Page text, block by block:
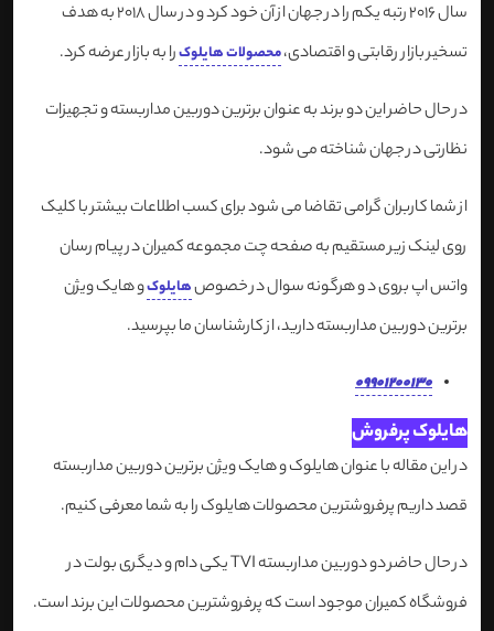
سال 2016 رتبه یکم را در جهان از آن خود کرد و در سال 2018 به هدف
تسخیر بازار رقابتی و اقتصادی،محصولات هایلوکرا به بازار عرضه کرد.
در حال حاضر این دو برند به عنوان برترین دوربین مداربسته و تجهیزات
نظارتی در جهان شناخته می شود.
از شما کاربران گرامی تقاضا می شود برای کسب اطلاعات بیشتر با کلیک
روی لینک زیر مستقیم به صفحه چت مجموعه کمیران در پیام رسان
واتس اپ بروی د و هرگونه سوال در خصوصهایلوکو هایک ویژن
برترین دوربین مداربسته دارید، از کارشناسان ما بپرسید.
09901200130
​هایلوک پرفروش
در این مقاله با عنوان هایلوک و هایک ویژن برترین دوربین مداربسته
قصد داریم پرفروشترین محصولات هایلوک را به شما معرفی کنیم.
در حال حاضر دو دوربین مداربسته TVI یکی دام و دیگری بولت در
فروشگاه کمیران موجود است که پرفروشترین محصولات این برند است.